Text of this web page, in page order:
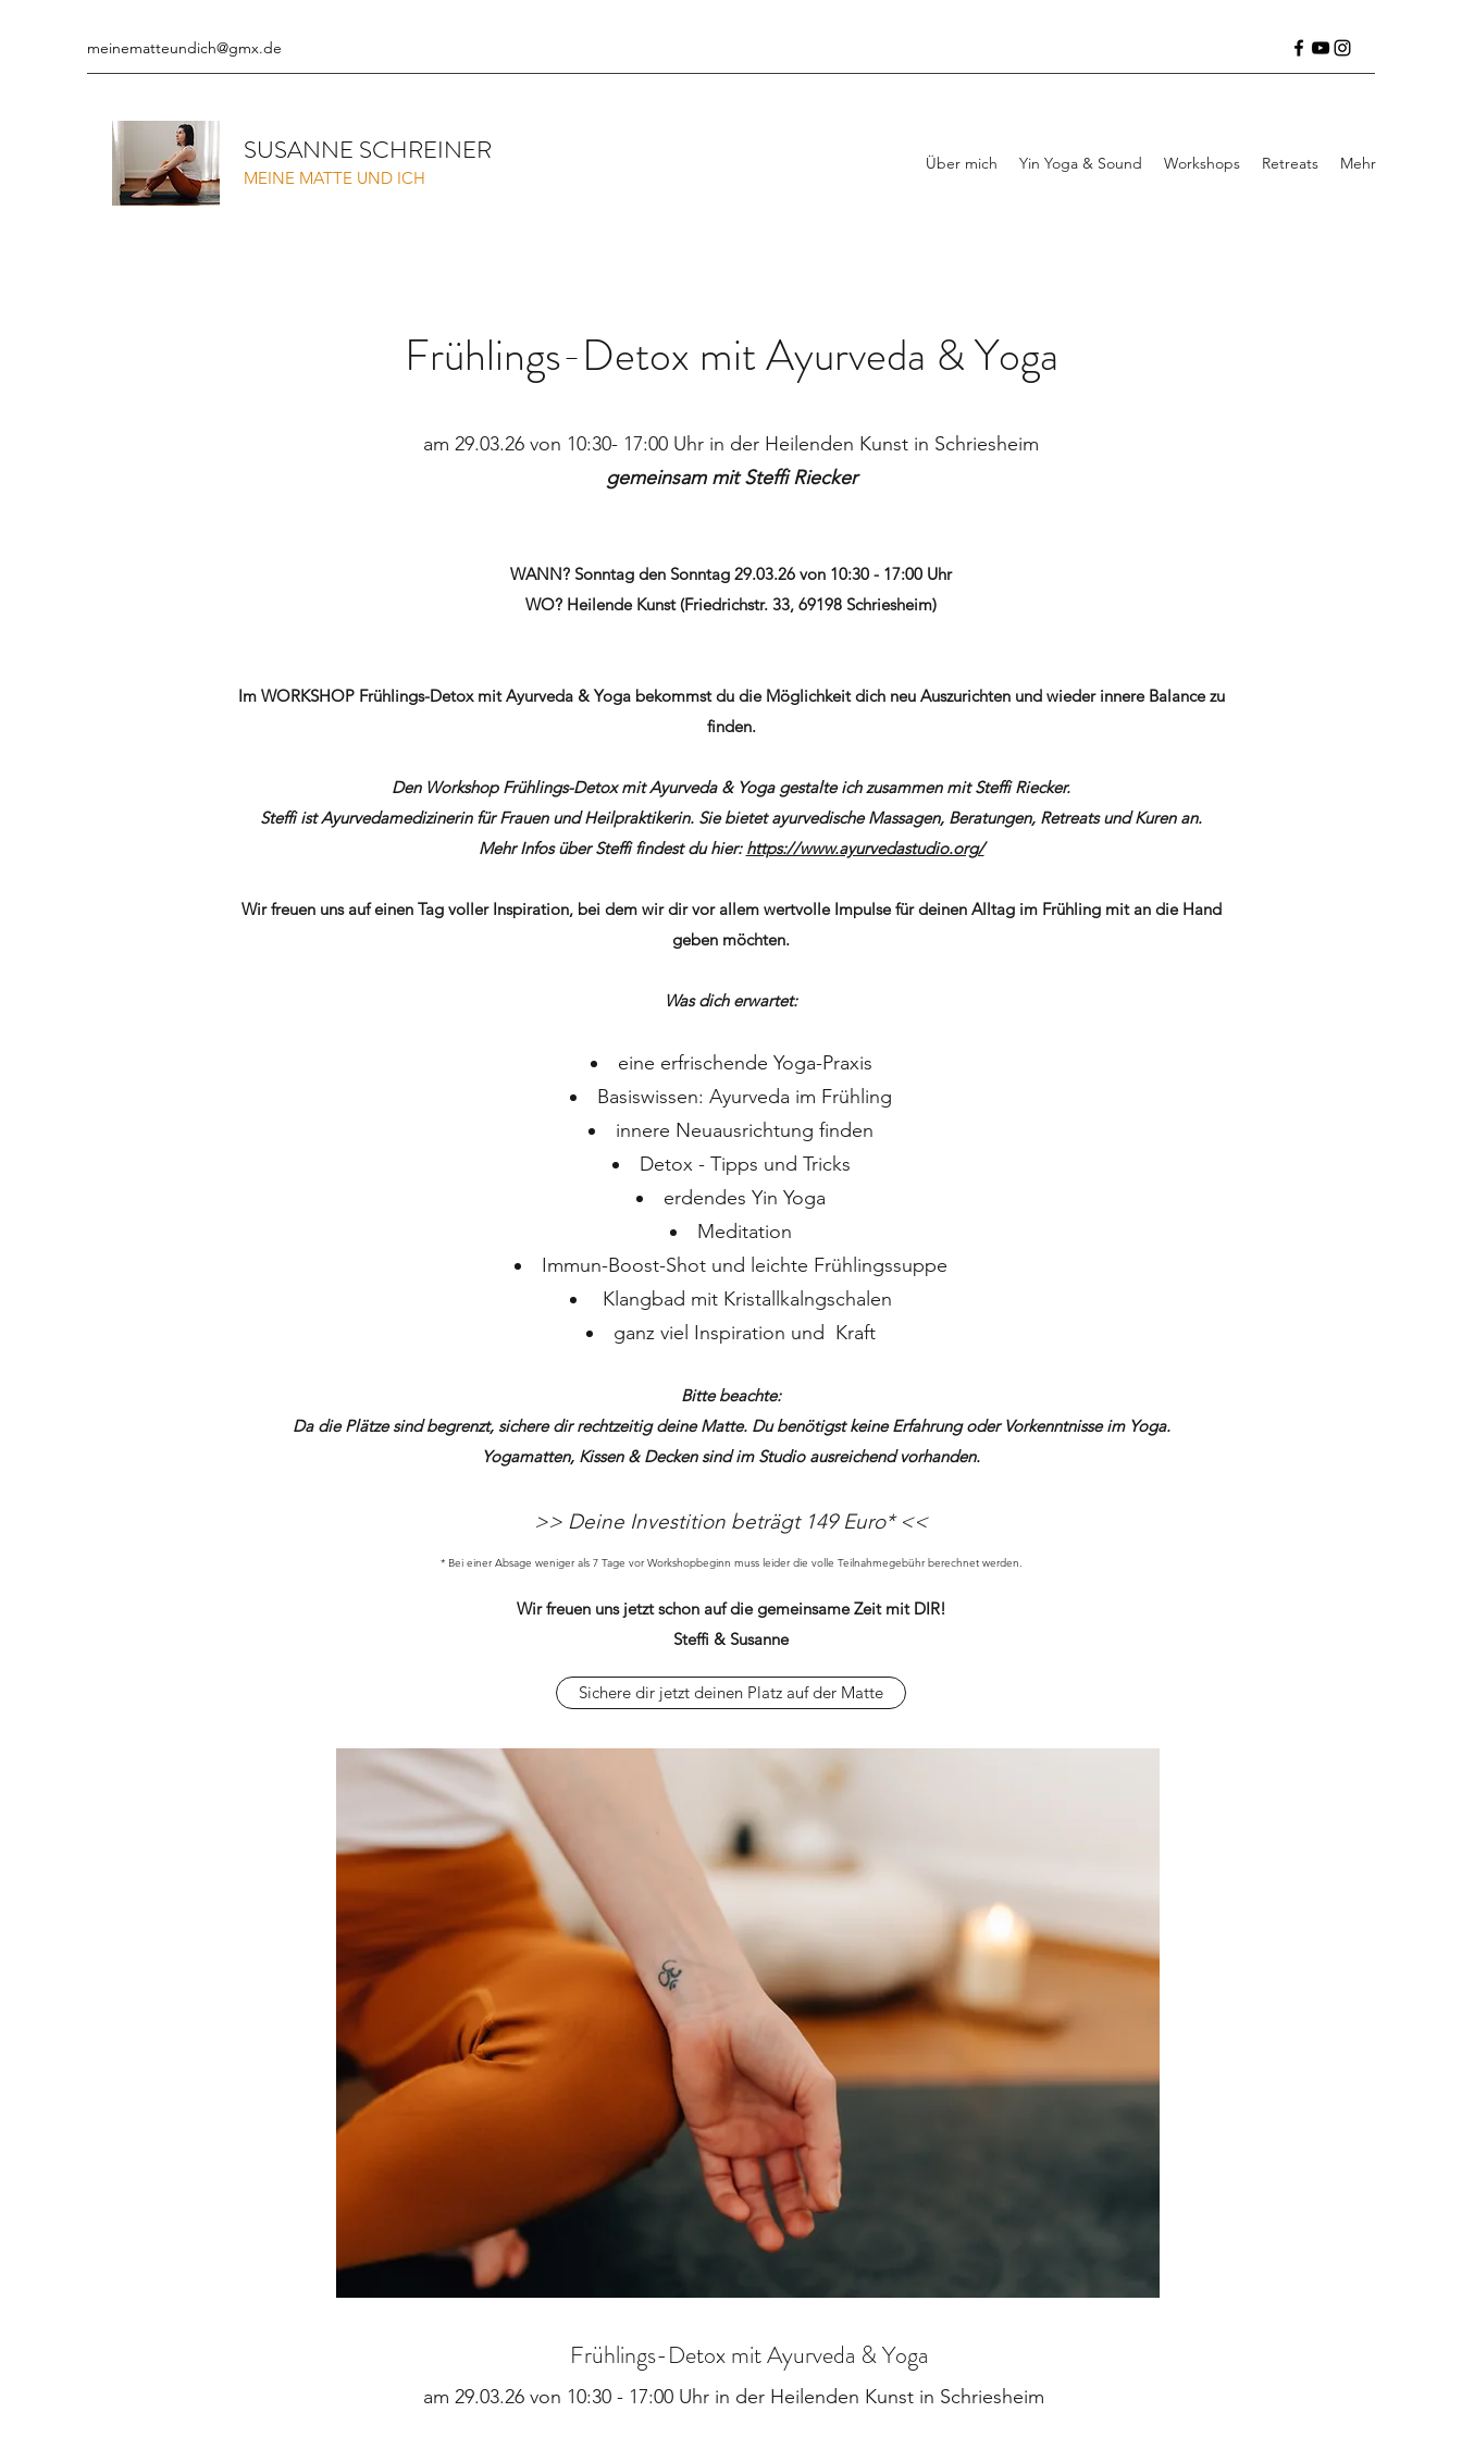
meinematteundich@gmx.de
SUSANNE SCHREINER
MEINE MATTE UND ICH
Über mich Yin Yoga & Sound Workshops Retreats Mehr
Frühlings-Detox mit Ayurveda & Yoga
am 29.03.26 von 10:30- 17:00 Uhr in der Heilenden Kunst in Schriesheim
gemeinsam mit Steffi Riecker
WANN? Sonntag den Sonntag 29.03.26 von 10:30 - 17:00 Uhr
​WO? Heilende Kunst (Friedrichstr. 33, 69198 Schriesheim)
Im WORKSHOP Frühlings-Detox mit Ayurveda & Yoga bekommst du die Möglichkeitdich neu Auszurichten und wieder innere Balance zu
finden.
Den Workshop Frühlings-Detox mit Ayurveda & Yoga gestalte ich zusammen mit Steffi Riecker.
Steffi ist Ayurvedamedizinerin für Frauen und Heilpraktikerin. Sie bietet ayurvedische Massagen, Beratungen, Retreats und Kuren an.
Mehr Infos über Steffi findest du hier: https://www.ayurvedastudio.org/
Wir freuen uns auf einen Tag voller Inspiration, bei dem wir dir vor allem wertvolle Impulsefür deinen Alltag im Frühling mit an die Hand
geben möchten.
Was dich erwartet:
eine erfrischende Yoga-Praxis
Basiswissen: Ayurveda im Frühling
innere Neuausrichtung finden
Detox - Tipps und Tricks
erdendes Yin Yoga
Meditation
Immun-Boost-Shot und leichte Frühlingssuppe
Klangbad mit Kristallkalngschalen
ganz viel Inspiration und Kraft
Bitte beachte:
Da die Plätze sind begrenzt, sichere dirrechtzeitig deine Matte. Du benötigst keine Erfahrung oder Vorkenntnisse im Yoga.
Yogamatten, Kissen & Decken sind im Studio ausreichend vorhanden.
>> Deine Investition beträgt 149 Euro* <<
* Bei einer Absage weniger als 7 Tage vor Workshopbeginn muss leider die volle Teilnahmegebühr berechnet werden.
Wir ​​freuen uns jetzt schon auf die gemeinsame Zeit mit DIR!
Steffi & ​ Susanne
Sichere dir jetzt deinen Platz auf der Matte
Frühlings-Detox mit Ayurveda & Yoga
am 29.03.26 von 10:30 - 17:00 Uhr in der Heilenden Kunst in Schriesheim